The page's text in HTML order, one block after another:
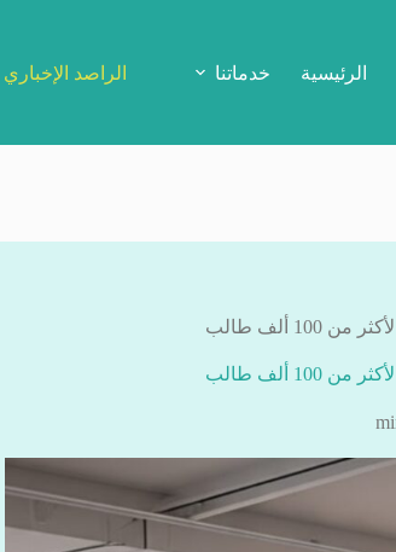
الرئيسية خدماتنا الراصد الإخباري
ألف طالب
ألف طالب